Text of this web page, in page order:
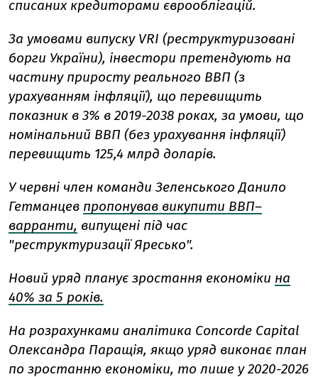
списаних кредиторами єврооблігацій.
За умовами випуску VRI (реструктуризовані
борги України), інвестори претендують на
частину приросту реального ВВП (з
урахуванням інфляції), що перевищить
показник в 3% в 2019-2038 роках, за умови, що
номінальний ВВП (без урахування інфляції)
перевищить 125,4 млрд доларів.
У червні член команди Зеленського Данило
Гетманцев пропонував викупити ВВП–
варранти, випущені під час
"реструктуризації Яресько".
Новий уряд планує зростання економіки на
40% за 5 років.
На розрахунками аналітика Сoncorde Capital
Олександра Паращія, якщо уряд виконає план
по зростанню економіки, то лише у 2020-2026